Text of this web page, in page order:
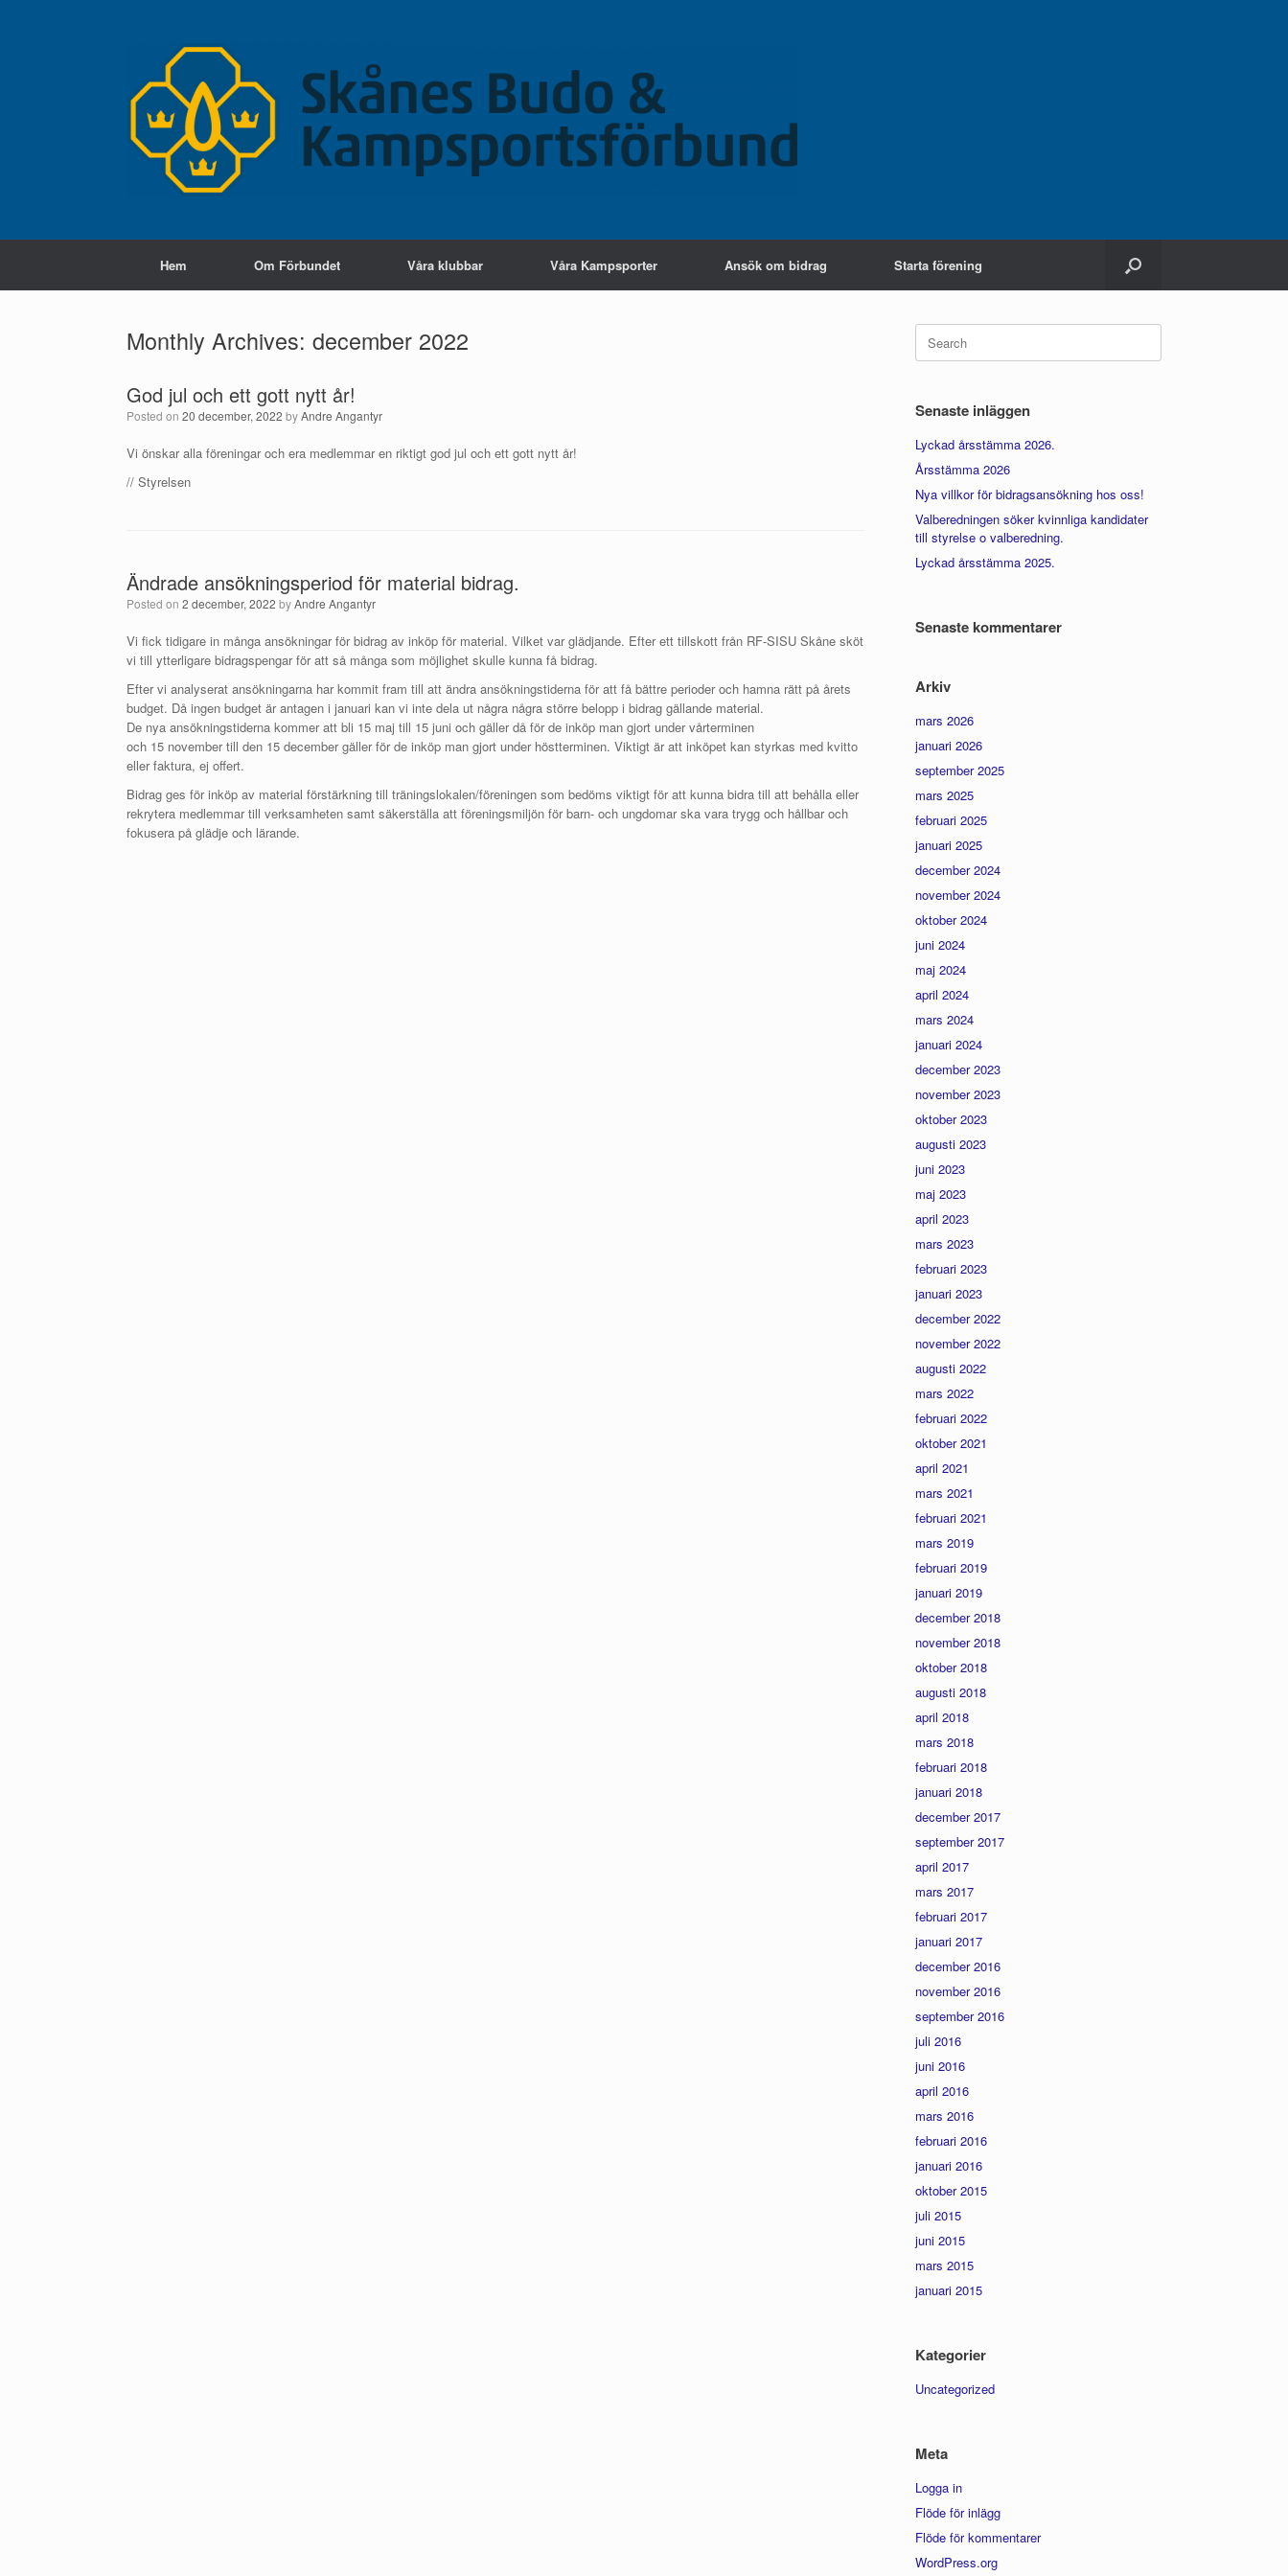
Hem Om Förbundet Våra klubbar Våra Kampsporter Ansök om bidrag Starta förening
Monthly Archives: december 2022
God jul och ett gott nytt år!
Posted on 20 december, 2022 byAndre Angantyr
Vi önskar alla föreningar och era medlemmar en riktigt god jul och ett gott nytt år!
// Styrelsen
Ändrade ansökningsperiod för material bidrag.
Posted on 2 december, 2022 byAndre Angantyr
Vi fick tidigare in många ansökningar för bidrag av inköp för material. Vilket var glädjande. Efter ett tillskott från RF-SISU Skåne sköt
vi till ytterligare bidragspengar för att så många som möjlighet skulle kunna få bidrag.
Efter vi analyserat ansökningarna har kommit fram till att ändra ansökningstiderna för att få bättre perioder och hamna rätt på årets
budget. Då ingen budget är antagen i januari kan vi inte dela ut några några större belopp i bidrag gällande material.
De nya ansökningstiderna kommer att bli 15 maj till 15 juni och gäller då för de inköp man gjort under vårterminen
och 15 november till den 15 december gäller för de inköp man gjort under höstterminen. Viktigt är att inköpet kan styrkas med kvitto
eller faktura, ej offert.
Bidrag ges för inköp av material förstärkning till träningslokalen/föreningen som bedöms viktigt för att kunna bidra till att behålla eller
rekrytera medlemmar till verksamheten samt säkerställa att föreningsmiljön för barn- och ungdomar ska vara trygg och hållbar och
fokusera på glädje och lärande.
Search
for:
Senaste inläggen
Lyckad årsstämma 2026.
Årsstämma 2026
Nya villkor för bidragsansökning hos oss!
Valberedningen söker kvinnliga kandidater
till styrelse o valberedning.
Lyckad årsstämma 2025.
Senaste kommentarer
Arkiv
mars 2026
januari 2026
september 2025
mars 2025
februari 2025
januari 2025
december 2024
november 2024
oktober 2024
juni 2024
maj 2024
april 2024
mars 2024
januari 2024
december 2023
november 2023
oktober 2023
augusti 2023
juni 2023
maj 2023
april 2023
mars 2023
februari 2023
januari 2023
december 2022
november 2022
augusti 2022
mars 2022
februari 2022
oktober 2021
april 2021
mars 2021
februari 2021
mars 2019
februari 2019
januari 2019
december 2018
november 2018
oktober 2018
augusti 2018
april 2018
mars 2018
februari 2018
januari 2018
december 2017
september 2017
april 2017
mars 2017
februari 2017
januari 2017
december 2016
november 2016
september 2016
juli 2016
juni 2016
april 2016
mars 2016
februari 2016
januari 2016
oktober 2015
juli 2015
juni 2015
mars 2015
januari 2015
Kategorier
Uncategorized
Meta
Logga in
Flöde för inlägg
Flöde för kommentarer
WordPress.org